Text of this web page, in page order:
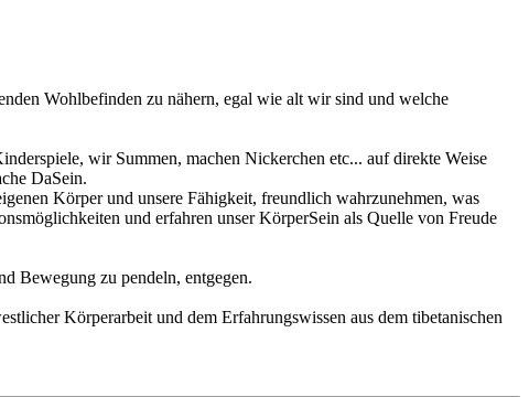
Wohlbefinden zu nähern, egal wie alt wir sind und welche
wir Summen, machen Nickerchen etc... auf direkte Weise
DaSein.
Körper und unsere Fähigkeit, freundlich wahrzunehmen, was
und erfahren unser KörperSein als Quelle von Freude
Bewegung zu pendeln, entgegen.
Körperarbeit und dem Erfahrungswissen aus dem tibetanischen